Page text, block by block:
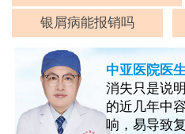
银屑病能报销吗
中亚医院医
消失只是说
的近几年中
响，易导致